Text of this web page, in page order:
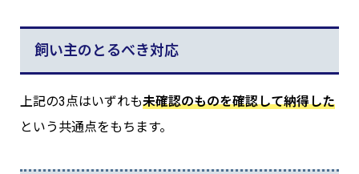
飼い主のとるべき対応
上記の3点はいずれも未確認のものを確認して納得した
という共通点をもちます。